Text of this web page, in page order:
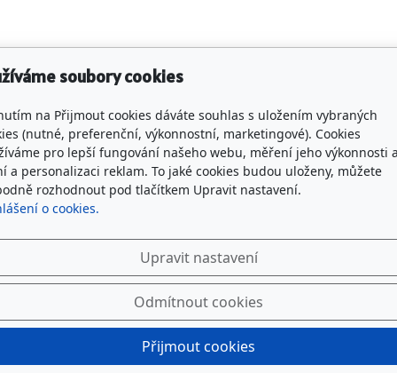
soubory cookies
na Přijmout cookies dáváte souhlas s uložením vybraných
(nutné, preferenční, výkonnostní, marketingové). Cookies
pro lepší fungování našeho webu, měření jeho výkonnosti
a personalizaci reklam. To jaké cookies budou uloženy, můžete
rozhodnout pod tlačítkem Upravit nastavení.
o cookies.
Upravit nastavení
Odmítnout cookies
Přijmout cookies